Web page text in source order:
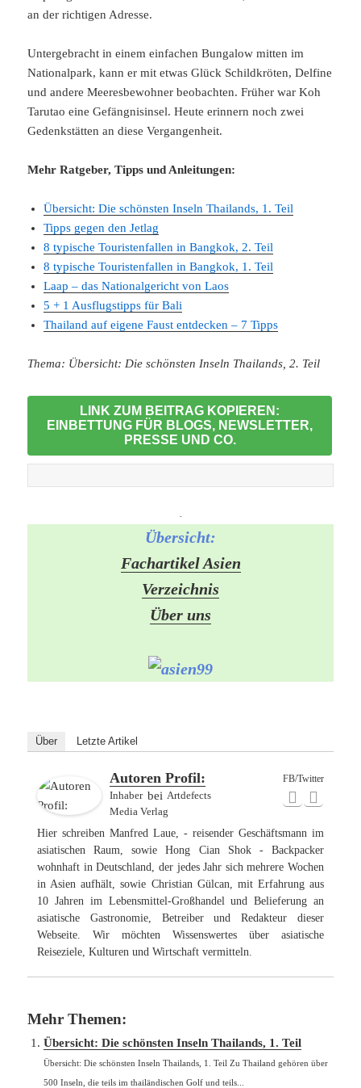
an der richtigen Adresse.
Untergebracht in einem einfachen Bungalow mitten im
Nationalpark, kann er mit etwas Glück Schildkröten, Delfine
und andere Meeresbewohner beobachten. Früher war Koh
Tarutao eine Gefängnisinsel. Heute erinnern noch zwei
Gedenkstätten an diese Vergangenheit.
Mehr Ratgeber, Tipps und Anleitungen:
Übersicht: Die schönsten Inseln Thailands, 1. Teil
Tipps gegen den Jetlag
8 typische Touristenfallen in Bangkok, 2. Teil
8 typische Touristenfallen in Bangkok, 1. Teil
Laap – das Nationalgericht von Laos
5 + 1 Ausflugstipps für Bali
Thailand auf eigene Faust entdecken – 7 Tipps
Thema: Übersicht: Die schönsten Inseln Thailands, 2. Teil
LINK ZUM BEITRAG KOPIEREN:
EINBETTUNG FÜR BLOGS, NEWSLETTER,
PRESSE UND CO.
-
Übersicht:
Fachartikel Asien
Verzeichnis
Über uns
Über Letzte Artikel
FB/Twitter
Autoren Profil:
Inhaberbei Artdefects
Media Verlag
Hier schreiben Manfred Laue, - reisender Geschäftsmann im
asiatischen Raum, sowie Hong Cian Shok - Backpacker
wohnhaft in Deutschland, der jedes Jahr sich mehrere Wochen
in Asien aufhält, sowie Christian Gülcan, mit Erfahrung aus
10 Jahren im Lebensmittel-Großhandel und Belieferung an
asiatische Gastronomie, Betreiber und Redakteur dieser
Webseite. Wir möchten Wissenswertes über asiatische
Reiseziele, Kulturen und Wirtschaft vermitteln.
Mehr Themen:
Übersicht: Die schönsten Inseln Thailands, 1. Teil
Übersicht: Die schönsten Inseln Thailands, 1. Teil Zu Thailand gehören über
500 Inseln, die teils im thailändischen Golf und teils...